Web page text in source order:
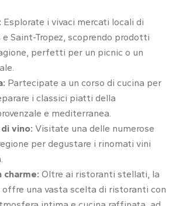
Esplorate i vivaci mercati locali di
e Saint-Tropez, scoprendo prodotti
perfetti per un picnic o un
Partecipate a un corso di cucina per
i classici piatti della
e mediterranea.
vino: Visitate una delle numerose
per degustare i rinomati vini
charme: Oltre ai ristoranti stellati, la
offre una vasta scelta di ristoranti con